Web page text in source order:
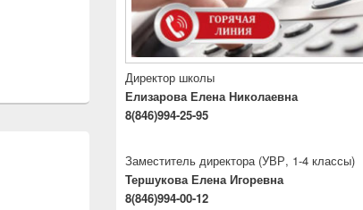
Директор школы
Елизарова Елена Николаевна
8(846)994-25-95
Заместитель директора (УВР, 1-4 классы)
Тершукова Елена Игоревна
8(846)994-00-12